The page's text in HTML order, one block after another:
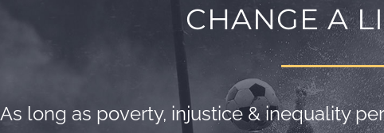
CHANGE A
As long as poverty, injustice & inequality